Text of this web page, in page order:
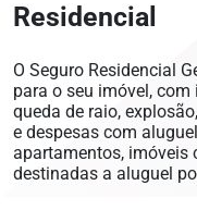
Residencial
O Seguro Residencial
para o seu imóvel,
queda de raio,
e despesas com
apartamentos, imóveis
destinadas a aluguel